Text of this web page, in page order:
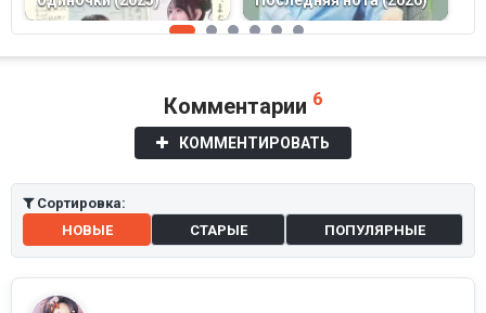
Комментарии 6
КОММЕНТИРОВАТЬ
Сортировка:
НОВЫЕ
СТАРЫЕ ПОПУЛЯРНЫЕ